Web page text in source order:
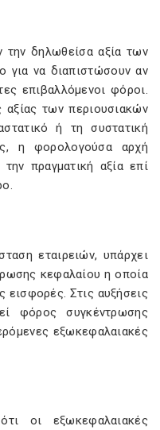
την δηλωθείσα αξία των
για να διαπιστώσουν αν
επιβαλλόμενοι φόροι.
αξίας των περιουσιακών
ή τη συστατική
η φορολογούσα αρχή
πραγματική αξία επί
εταιρειών, υπάρχει
κεφαλαίου η οποία
εισφορές. Στις αυξήσεις
φόρος συγκέντρωσης
εξωκεφαλαιακές
οι εξωκεφαλαιακές